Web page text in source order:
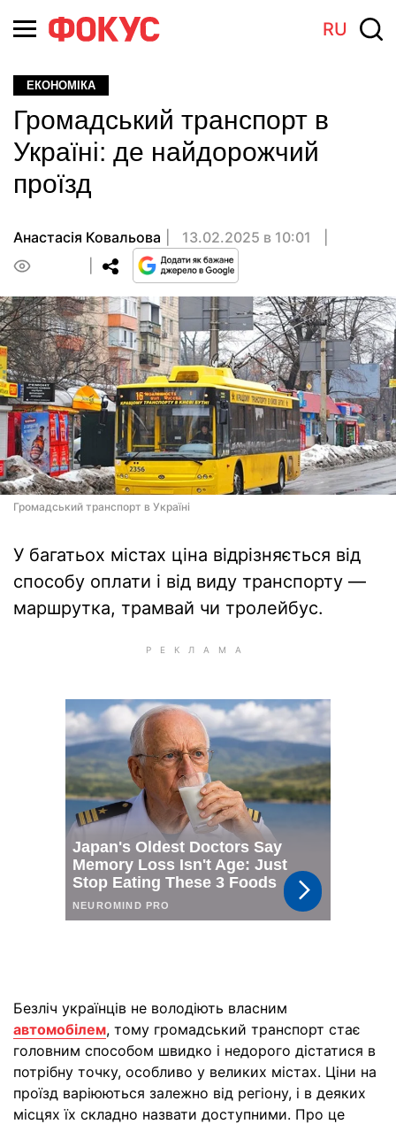
RU
ЕКОНОМІКА
Громадський транспорт в
Україні: де найдорожчий
проїзд
Анастасія Ковальова
13.02.2025 в 10:01
Громадський транспорт в Україні
У багатьох містах ціна відрізняється від
способу оплати і від виду транспорту —
маршрутка, трамвай чи тролейбус.
Безліч українців не володіють власним
автомобілем, тому громадський транспорт стає
головним способом швидко і недорого дістатися в
потрібну точку, особливо у великих містах. Ціни на
проїзд варіюються залежно від регіону, і в деяких
місцях їх складно назвати доступними. Про це